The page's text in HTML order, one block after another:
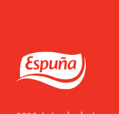
Espuña